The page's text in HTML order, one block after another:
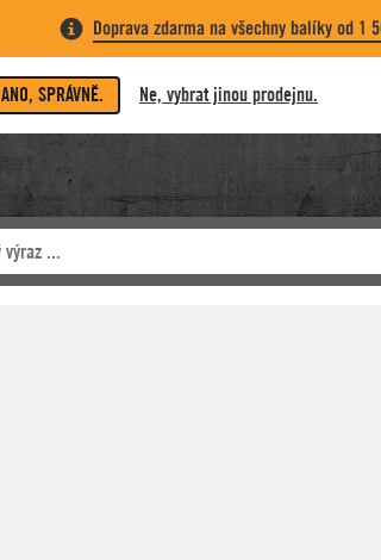
Doprava zdarma na všechny balíky od 1
ANO, SPRÁVNĚ. Ne, vybrat jinou prodejnu.